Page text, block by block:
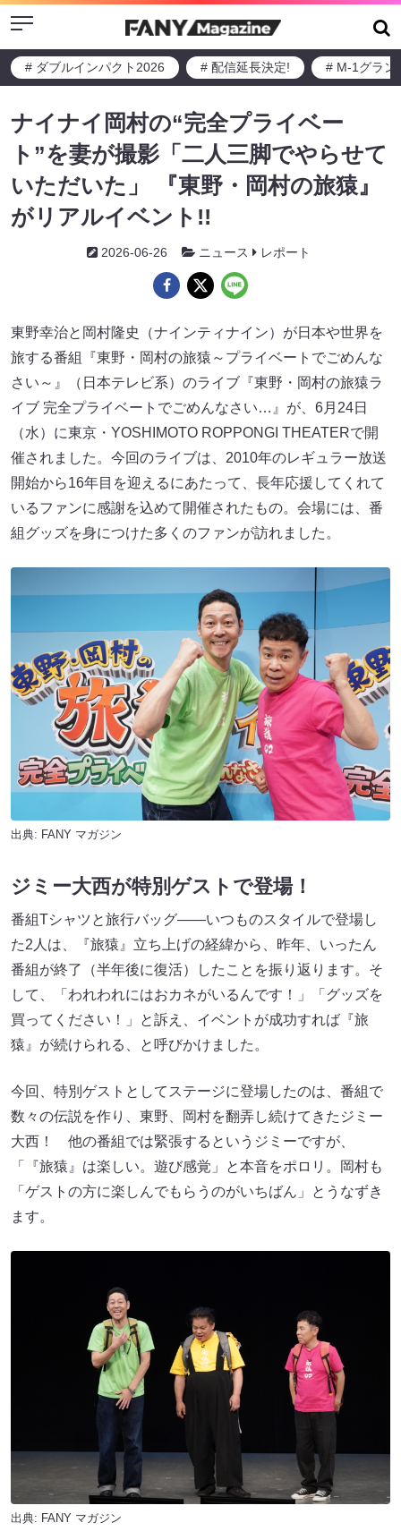
Menu
# ダブルインパクト2026 # 配信延長決定! # M-1グラン
ナイナイ岡村の“完全プライベー
ト”を妻が撮影「二人三脚でやらせて
いただいた」 『東野・岡村の旅猿』
がリアルイベント!!
2026-06-26 ニュース レポート
東野幸治と岡村隆史（ナインティナイン）が日本や世界を
旅する番組『東野・岡村の旅猿～プライベートでごめんな
さい～』（日本テレビ系）のライブ『東野・岡村の旅猿ラ
イブ 完全プライベートでごめんなさい…』が、6月24日
（水）に東京・YOSHIMOTO ROPPONGI THEATERで開
催されました。今回のライブは、2010年のレギュラー放送
開始から16年目を迎えるにあたって、長年応援してくれて
いるファンに感謝を込めて開催されたもの。会場には、番
組グッズを身につけた多くのファンが訪れました。
出典: FANY マガジン
ジミー大西が特別ゲストで登場！
番組Tシャツと旅行バッグ――いつものスタイルで登場し
た2人は、『旅猿』立ち上げの経緯から、昨年、いったん
番組が終了（半年後に復活）したことを振り返ります。そ
して、「われわれにはおカネがいるんです！」「グッズを
買ってください！」と訴え、イベントが成功すれば『旅
猿』が続けられる、と呼びかけました。
今回、特別ゲストとしてステージに登場したのは、番組で
数々の伝説を作り、東野、岡村を翻弄し続けてきたジミー
大西！ 他の番組では緊張するというジミーですが、
「『旅猿』は楽しい。遊び感覚」と本音をポロリ。岡村も
「ゲストの方に楽しんでもらうのがいちばん」とうなずき
ます。
出典: FANY マガジン